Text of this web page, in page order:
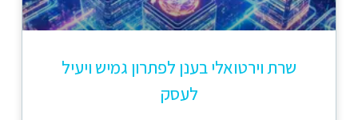
שרת וירטואלי בענן לפתרון גמיש ויעיל
לעסק